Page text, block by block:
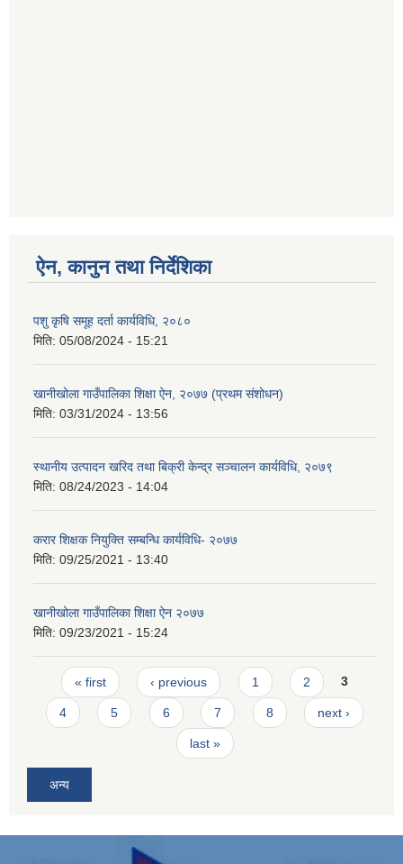
ऐन, कानुन तथा निर्देशिका
पशु कृषि समूह दर्ता कार्यविधि, २०८०
मिति: 05/08/2024 - 15:21
खानीखोला गाउँपालिका शिक्षा ऐन, २०७७ (प्रथम संशोधन)
मिति: 03/31/2024 - 13:56
स्थानीय उत्पादन खरिद तथा बिक्री केन्द्र सञ्चालन कार्यविधि, २०७९
मिति: 08/24/2023 - 14:04
करार शिक्षक नियुक्ति सम्बन्धि कार्यविधि- २०७७
मिति: 09/25/2021 - 13:40
खानीखोला गाउँपालिका शिक्षा ऐन २०७७
मिति: 09/23/2021 - 15:24
Pages
« first ‹ previous 1 2 3
4 5 6 7 8 next ›
last »
अन्य